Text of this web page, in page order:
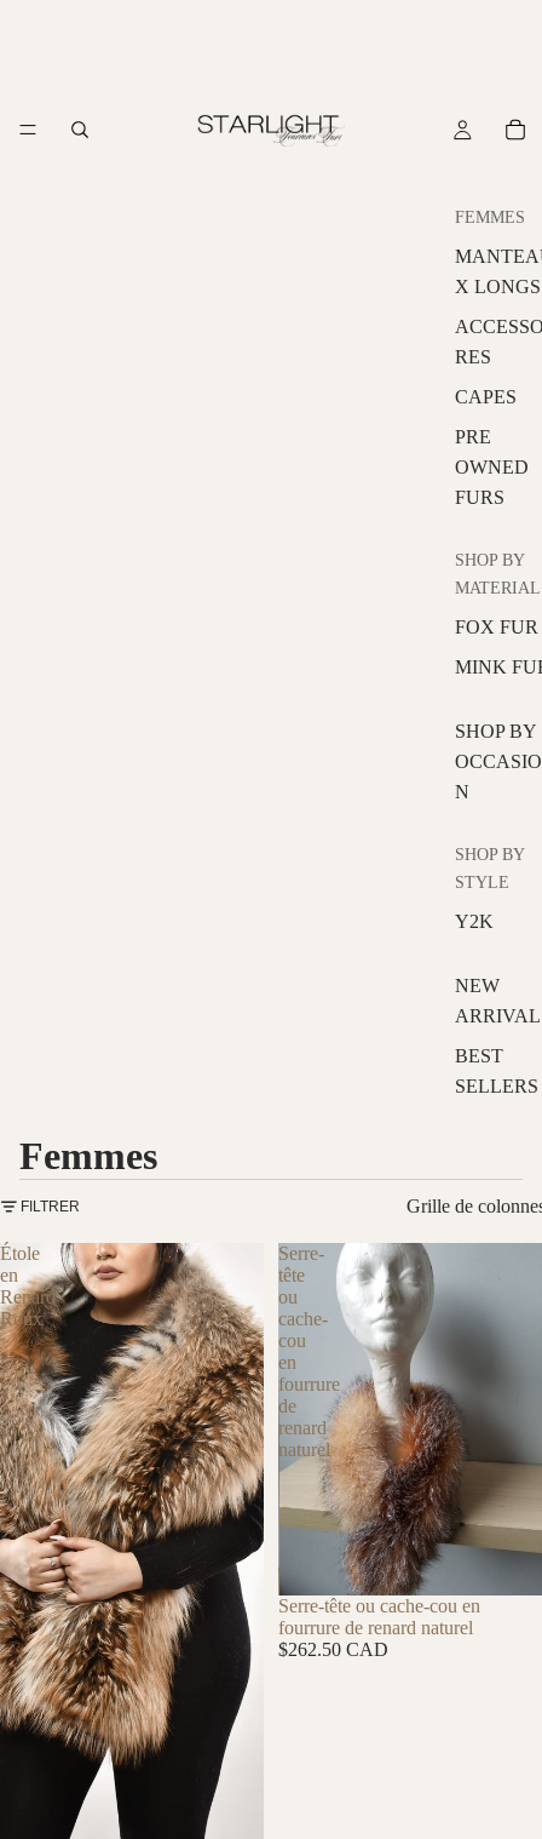
FEMMES
X LONGS
RES
CAPES
PRE
OWNED
FURS
SHOP BY
MATERIAL
FOX FUR
MINK
SHOP BY
OCCASIO
N
SHOP BY
STYLE
Y2K
NEW
BEST
SELLERS
Femmes
FILTRER Grille de
Étole
en
Renard
Roux
Serre-
tête
ou
cache-
cou
en
fourrure
de
renard
naturel
Serre-tête ou cache-cou en
fourrure de renard naturel
$262.50 CAD